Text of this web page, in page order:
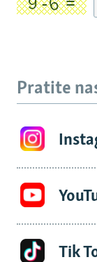
Pratite
Tik